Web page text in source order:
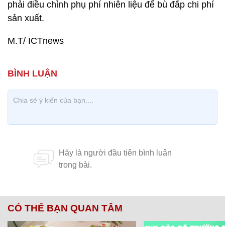
phải điều chỉnh phụ phí nhiên liệu để bù đắp chi phí
sản xuất.
M.T/ ICTnews
CÓ THỂ BẠN QUAN TÂM